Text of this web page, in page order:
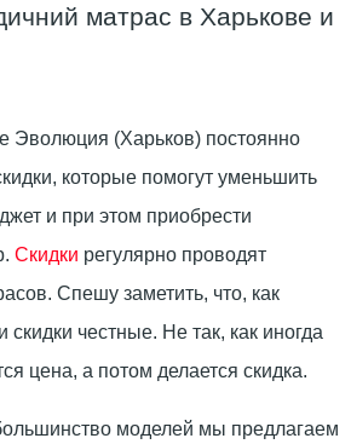
матрас в Харькове и
Эволюция (Харьков) постоянно
которые помогут уменьшить
и при этом приобрести
Скидки регулярно проводят
Спешу заметить, что, как
скидки честные. Не так, как иногда
цена, а потом делается скидка.
моделей мы предлагаем